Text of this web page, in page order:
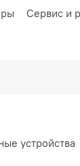
Сервис и
устройства